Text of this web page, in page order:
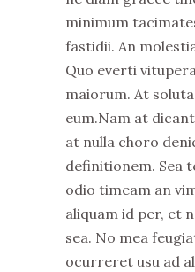
minimum
fastidii. An
Quo everti
maiorum. At
eum.Nam at
at nulla choro
definitionem. Sea
odio timeam an
aliquam id per, et
sea. No mea
ocurreret usu ad